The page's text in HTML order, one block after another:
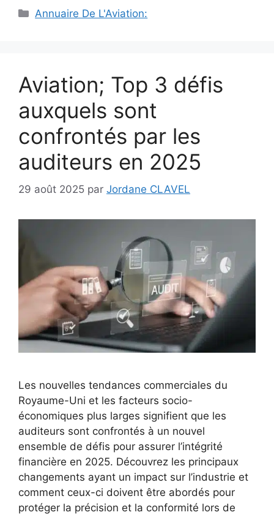
Catégories
Annuaire De L'Aviation:
Aviation; Top 3 défis
auxquels sont
confrontés par les
auditeurs en 2025
29 août 2025 par Jordane CLAVEL
Les nouvelles tendances commerciales du
Royaume-Uni et les facteurs socio-
économiques plus larges signifient que les
auditeurs sont confrontés à un nouvel
ensemble de défis pour assurer l’intégrité
financière en 2025. Découvrez les principaux
changements ayant un impact sur l’industrie et
comment ceux-ci doivent être abordés pour
protéger la précision et la conformité lors de